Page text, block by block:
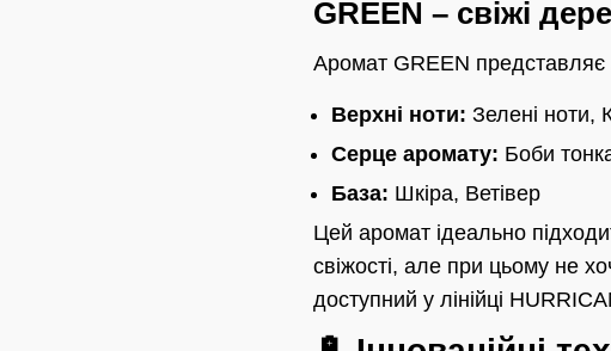
GREEN – свіжі
Аромат GREEN представляє
Верхні ноти: Зелені ноти,
Серце аромату: Боби
База: Шкіра, Ветівер
Цей аромат ідеально
свіжості, але при цьому не
доступний у лінійці